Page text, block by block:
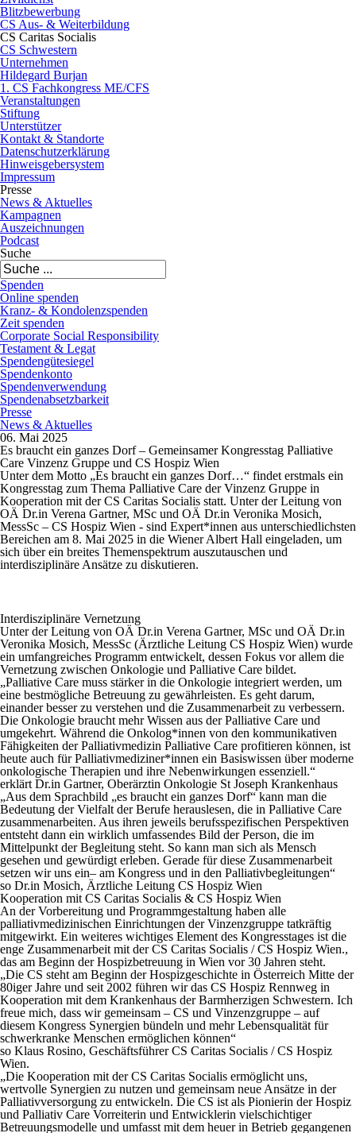
Blitzbewerbung
CS Aus- & Weiterbildung
CS Caritas Socialis
CS Schwestern
Unternehmen
Hildegard Burjan
1. CS Fachkongress ME/CFS
Veranstaltungen
Stiftung
Unterstützer
Kontakt & Standorte
Datenschutzerklärung
Hinweisgebersystem
Impressum
Presse
News & Aktuelles
Kampagnen
Auszeichnungen
Podcast
Suche
Spenden
Online spenden
Kranz- & Kondolenzspenden
Zeit spenden
Corporate Social Responsibility
Testament & Legat
Spendengütesiegel
Spendenkonto
Spendenverwendung
Spendenabsetzbarkeit
Presse
News & Aktuelles
06. Mai 2025
Es braucht ein ganzes Dorf – Gemeinsamer Kongresstag Palliative
Care Vinzenz Gruppe und CS Hospiz Wien
Unter dem Motto „Es braucht ein ganzes Dorf…“ findet erstmals ein
Kongresstag zum Thema Palliative Care der Vinzenz Gruppe in
Kooperation mit der CS Caritas Socialis statt. Unter der Leitung von
OÄ Dr.in Verena Gartner, MSc und OÄ Dr.in Veronika Mosich,
MessSc – CS Hospiz Wien - sind Expert*innen aus unterschiedlichsten
Bereichen am 8. Mai 2025 in die Wiener Albert Hall eingeladen, um
sich über ein breites Themenspektrum auszutauschen und
interdisziplinäre Ansätze zu diskutieren.
Interdisziplinäre Vernetzung
Unter der Leitung von OÄ Dr.in Verena Gartner, MSc und OÄ Dr.in
Veronika Mosich, MessSc (Ärztliche Leitung CS Hospiz Wien) wurde
ein umfangreiches Programm entwickelt, dessen Fokus vor allem die
Vernetzung zwischen Onkologie und Palliative Care bildet.
„Palliative Care muss stärker in die Onkologie integriert werden, um
eine bestmögliche Betreuung zu gewährleisten. Es geht darum,
einander besser zu verstehen und die Zusammenarbeit zu verbessern.
Die Onkologie braucht mehr Wissen aus der Palliative Care und
umgekehrt. Während die Onkolog*innen von den kommunikativen
Fähigkeiten der Palliativmedizin Palliative Care profitieren können, ist
heute auch für Palliativmediziner*innen ein Basiswissen über moderne
onkologische Therapien und ihre Nebenwirkungen essenziell.“
erklärt Dr.in Gartner, Oberärztin Onkologie St Joseph Krankenhaus
„Aus dem Sprachbild „es braucht ein ganzes Dorf“ kann man die
Bedeutung der Vielfalt der Berufe herauslesen, die in Palliative Care
zusammenarbeiten. Aus ihren jeweils berufsspezifischen Perspektiven
entsteht dann ein wirklich umfassendes Bild der Person, die im
Mittelpunkt der Begleitung steht. So kann man sich als Mensch
gesehen und gewürdigt erleben. Gerade für diese Zusammenarbeit
setzen wir uns ein– am Kongress und in den Palliativbegleitungen“
so Dr.in Mosich, Ärztliche Leitung CS Hospiz Wien
Kooperation mit CS Caritas Socialis & CS Hospiz Wien
An der Vorbereitung und Programmgestaltung haben alle
palliativmedizinischen Einrichtungen der Vinzenzgruppe tatkräftig
mitgewirkt. Ein weiteres wichtiges Element des Kongresstages ist die
enge Zusammenarbeit mit der CS Caritas Socialis / CS Hospiz Wien.,
das am Beginn der Hospizbetreuung in Wien vor 30 Jahren steht.
„Die CS steht am Beginn der Hospizgeschichte in Österreich Mitte der
80iger Jahre und seit 2002 führen wir das CS Hospiz Rennweg in
Kooperation mit dem Krankenhaus der Barmherzigen Schwestern. Ich
freue mich, dass wir gemeinsam – CS und Vinzenzgruppe – auf
diesem Kongress Synergien bündeln und mehr Lebensqualität für
schwerkranke Menschen ermöglichen können“
so Klaus Rosino, Geschäftsführer CS Caritas Socialis / CS Hospiz
Wien.
„Die Kooperation mit der CS Caritas Socialis ermöglicht uns,
wertvolle Synergien zu nutzen und gemeinsam neue Ansätze in der
Palliativversorgung zu entwickeln. Die CS ist als Pionierin der Hospiz
und Palliativ Care Vorreiterin und Entwicklerin vielschichtiger
Betreuungsmodelle und umfasst mit dem heuer in Betrieb gegangenen